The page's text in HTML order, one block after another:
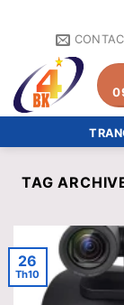
TAG
26
Th10